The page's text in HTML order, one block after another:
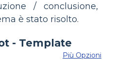
/ conclusione,
è stato risolto.
Più Opzioni